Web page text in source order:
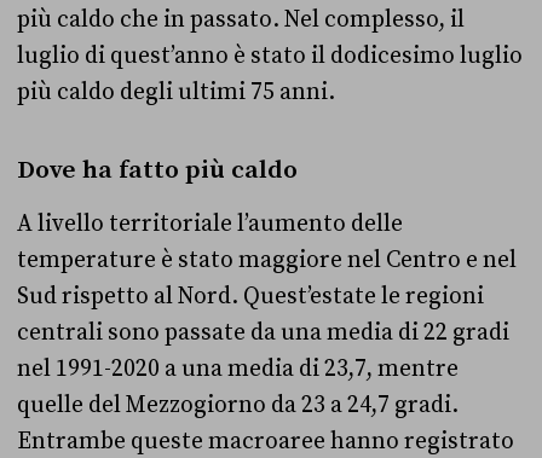
più caldo che in passato. Nel complesso, il
luglio di quest’anno è stato il dodicesimo luglio
più caldo degli ultimi 75 anni.
Dove ha fatto più caldo
A livello territoriale l’aumento delle
temperature è stato maggiore nel Centro e nel
Sud rispetto al Nord. Quest’estate le regioni
centrali sono passate da una media di 22 gradi
nel 1991-2020 a una media di 23,7, mentre
quelle del Mezzogiorno da 23 a 24,7 gradi.
Entrambe queste macroaree hanno registrato